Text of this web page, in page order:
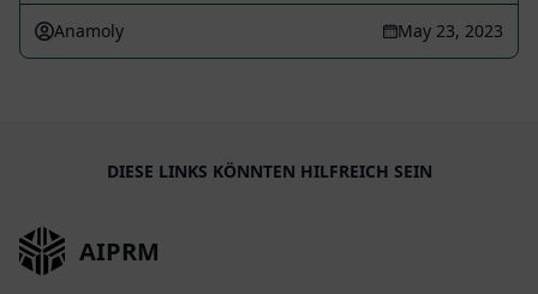
Anamoly May 23, 2023
DIESE LINKS KÖNNTEN HILFREICH SEIN
AIPRM